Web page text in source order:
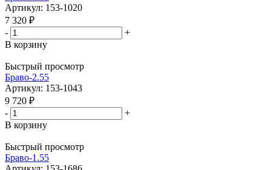
Артикул: 153-1020
7 320 ₽
-
+
В корзину
Быстрый просмотр
Браво-2.55
Артикул: 153-1043
9 720 ₽
-
+
В корзину
Быстрый просмотр
Браво-1.55